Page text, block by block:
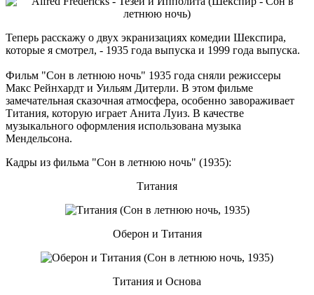
Теперь расскажу о двух экранизациях комедии Шекспира,
которые я смотрел, - 1935 года выпуска и 1999 года выпуска.
Фильм "Сон в летнюю ночь" 1935 года сняли режиссеры
Макс Рейнхардт и Уильям Дитерли. В этом фильме
замечательная сказочная атмосфера, особенно завораживает
Титания, которую играет Анита Луиз. В качестве
музыкального оформления использована музыка
Мендельсона.
Кадры из фильма "Сон в летнюю ночь" (1935):
Титания
Оберон и Титания
Титания и Основа